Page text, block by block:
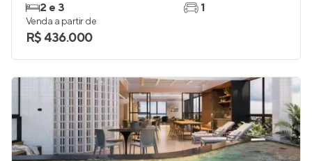
2 e 3
1
Venda a partir de
R$ 436.000